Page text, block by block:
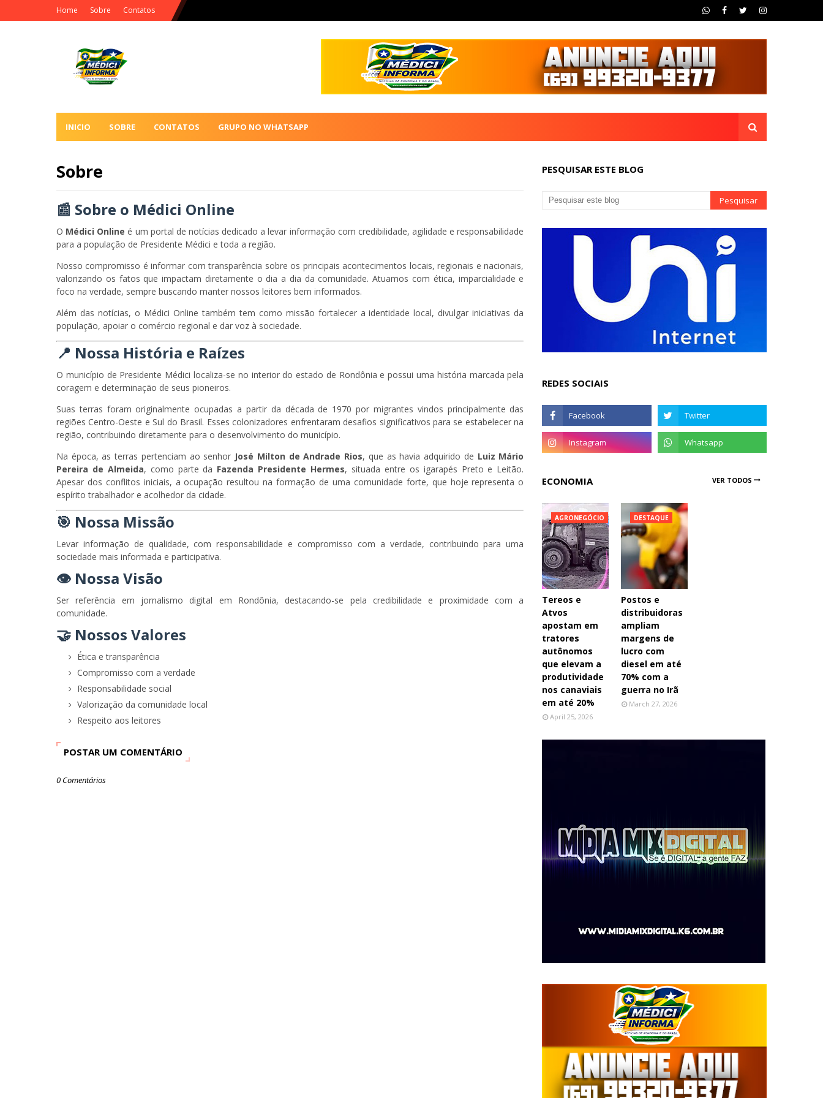
Home Sobre Contatos
INICIO SOBRE CONTATOS GRUPO NO WHATSAPP
Sobre
📰 Sobre o Médici Online
O Médici Online é um portal de notícias dedicado a levar informação com credibilidade, agilidade e responsabilidade
para a população de Presidente Médici e toda a região.
Nosso compromisso é informar com transparência sobre os principais acontecimentos locais, regionais e nacionais,
valorizando os fatos que impactam diretamente o dia a dia da comunidade. Atuamos com ética, imparcialidade e
foco na verdade, sempre buscando manter nossos leitores bem informados.
Além das notícias, o Médici Online também tem como missão fortalecer a identidade local, divulgar iniciativas da
população, apoiar o comércio regional e dar voz à sociedade.
📍 Nossa História e Raízes
O município de Presidente Médici localiza-se no interior do estado de Rondônia e possui uma história marcada pela
coragem e determinação de seus pioneiros.
Suas terras foram originalmente ocupadas a partir da década de 1970 por migrantes vindos principalmente das
regiões Centro-Oeste e Sul do Brasil. Esses colonizadores enfrentaram desafios significativos para se estabelecer na
região, contribuindo diretamente para o desenvolvimento do município.
Na época, as terras pertenciam ao senhor José Milton de Andrade Rios, que as havia adquirido de Luiz Mário
Pereira de Almeida, como parte da Fazenda Presidente Hermes, situada entre os igarapés Preto e Leitão.
Apesar dos conflitos iniciais, a ocupação resultou na formação de uma comunidade forte, que hoje representa o
espírito trabalhador e acolhedor da cidade.
🎯 Nossa Missão
Levar informação de qualidade, com responsabilidade e compromisso com a verdade, contribuindo para uma
sociedade mais informada e participativa.
👁️ Nossa Visão
Ser referência em jornalismo digital em Rondônia, destacando-se pela credibilidade e proximidade com a
comunidade.
🤝 Nossos Valores
Ética e transparência
Compromisso com a verdade
Responsabilidade social
Valorização da comunidade local
Respeito aos leitores
POSTAR UM COMENTÁRIO
0 Comentários
PESQUISAR ESTE BLOG
REDES SOCIAIS
ECONOMIA VER TODOS
AGRONEGÓCIO
Tereos e
Atvos
apostam em
tratores
autônomos
que elevam a
produtividade
nos canaviais
em até 20%
April 25, 2026
DESTAQUE
Postos e
distribuidoras
ampliam
margens de
lucro com
diesel em até
70% com a
guerra no Irã
March 27, 2026